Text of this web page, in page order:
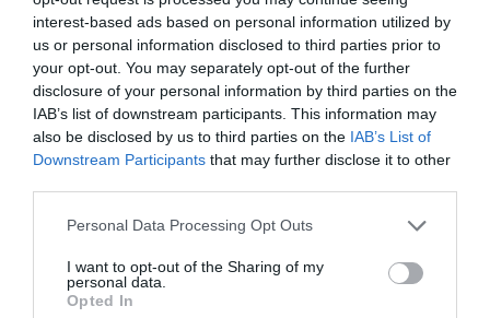
interest-based ads based on personal information utilized by
us or personal information disclosed to third parties prior to
your opt-out. You may separately opt-out of the further
disclosure of your personal information by third parties on the
IAB’s list of downstream participants. This information may
also be disclosed by us to third parties on the IAB’s List of
Downstream Participants that may further disclose it to other
Please note that this website/app uses one or more Google
not limited to your visit or usage behaviour. You may click to
grant or deny consent to Google and its third-party tags to
use your data for below specified purposes in below Google
Personal Data Processing Opt Outs
I want to opt-out of the Sharing of my
personal data.
Opted In
ακόμα περισσότερες δημιουργικές συναντήσεις.
ΣΥΝΕΧΙΖΕΤΑΙ... λοιπόν!